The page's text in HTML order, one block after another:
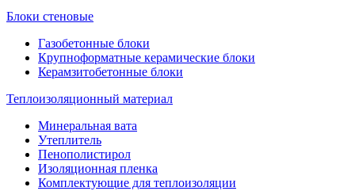
Блоки стеновые
Газобетонные блоки
Крупноформатные керамические блоки
Керамзитобетонные блоки
Теплоизоляционный материал
Минеральная вата
Утеплитель
Пенополистирол
Изоляционная пленка
Комплектующие для теплоизоляции